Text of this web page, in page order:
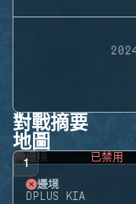
對戰摘要
地圖
1 已禁用
邊境
DPLUS KIA